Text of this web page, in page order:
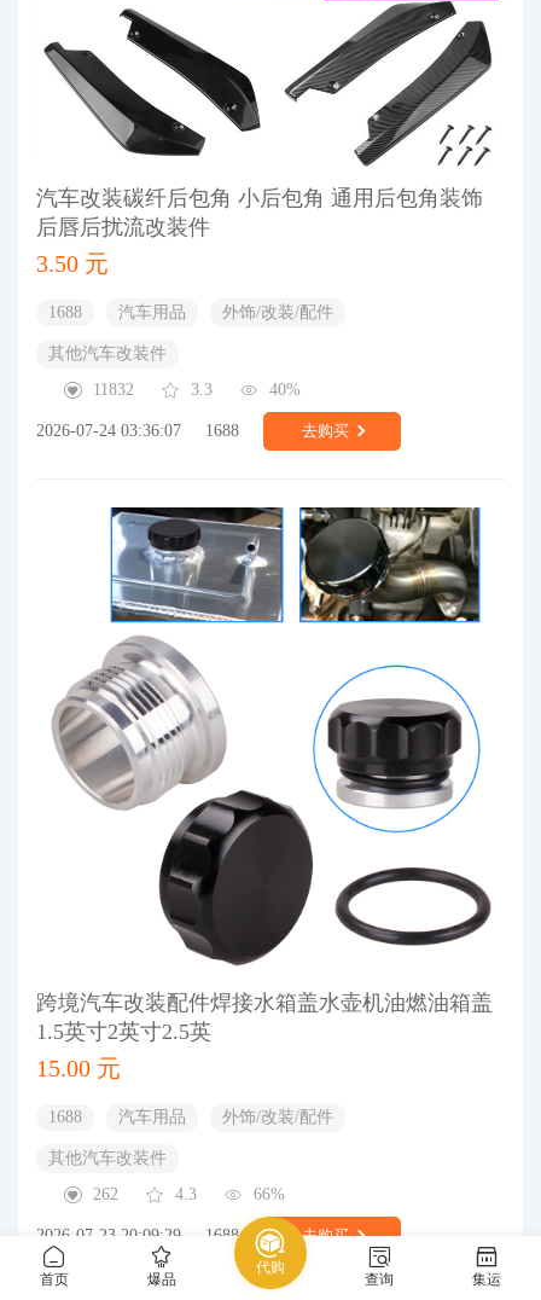
首页 爆品
代购
查询 集运
汽车改装碳纤后包角 小后包角 通用后包角装饰
后唇后扰流改装件
3.50 元
1688 汽车用品 外饰/改装/配件
其他汽车改装件
11832
3.3 40%
2026-07-24 03:36:07 1688 去购买
跨境汽车改装配件焊接水箱盖水壶机油燃油箱盖
1.5英寸2英寸2.5英
15.00 元
1688 汽车用品 外饰/改装/配件
其他汽车改装件
262
4.3 66%
2026-07-23 20:09:29 1688 去购买